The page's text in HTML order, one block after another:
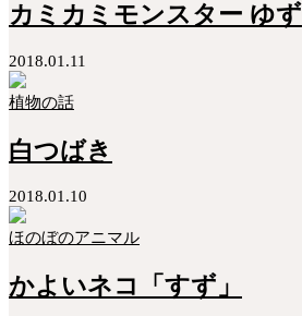
カミカミモンスター ゆず
2018.01.11
植物の話
白つばき
2018.01.10
ほのぼのアニマル
かよいネコ「すず」